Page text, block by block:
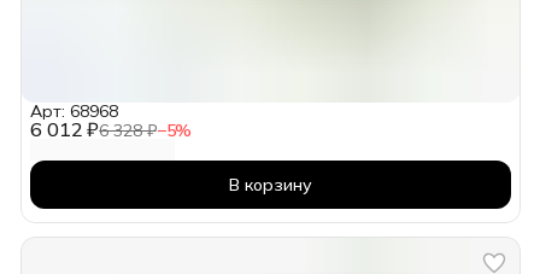
6 012 ₽6 328 ₽−5%
Арт: 68968
В корзину